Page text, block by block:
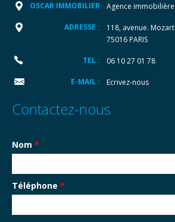
OSCAR IMMOBILIER Agence immobilière
ADRESSE :
118, avenue. Mozart
75016 PARIS
TEL : 06 10 27 01 78
E-MAIL : Ecrivez-nous
Contactez-nous
Nom *
Téléphone *